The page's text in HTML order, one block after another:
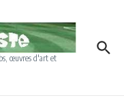
œuvres d'art et